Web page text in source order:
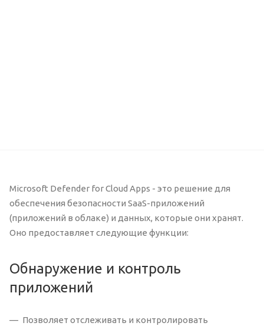
Microsoft Defender for Cloud Apps - это решение для
обеспечения безопасности SaaS-приложений
(приложений в облаке) и данных, которые они хранят.
Оно предоставляет следующие функции:
Обнаружение и контроль
приложений
Позволяет отслеживать и контролировать